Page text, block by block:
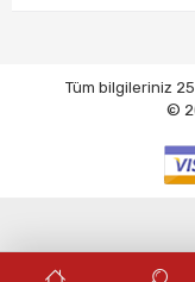
Tüm bilgileriniz
©